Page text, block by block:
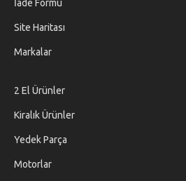
İade Formu
Site Haritası
Markalar
2 El Ürünler
Kiralık Ürünler
Yedek Parça
Motorlar